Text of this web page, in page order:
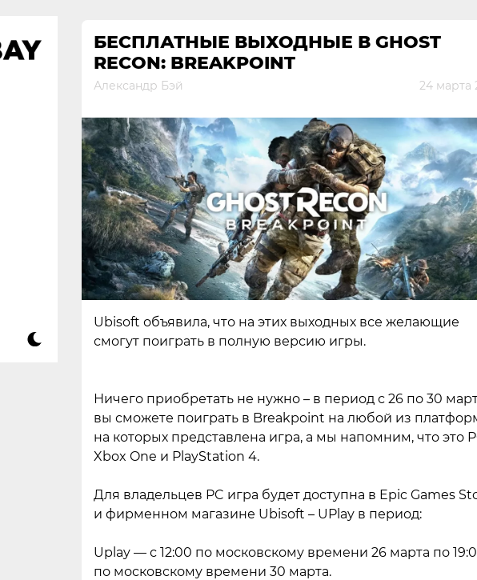
БЕСПЛАТНЫЕ ВЫХОДНЫЕ В GHOST
RECON: BREAKPOINT
Александр Бэй 24 марта
Ubisoft объявила, что на этих выходных все желающие
смогут поиграть в полную версию игры.
Ничего приобретать не нужно – в период с 26 по 30
вы сможете поиграть в Breakpoint на любой из
на которых представлена игра, а мы напомним, что это
Xbox One и PlayStation 4.
Для владельцев PC игра будет доступна в Epic Games
и фирменном магазине Ubisoft – UPlay в период:
Uplay — с 12:00 по московскому времени 26 марта по
по московскому времени 30 марта.